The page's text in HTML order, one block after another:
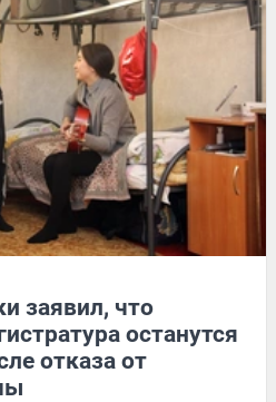
заявил, что
останутся
отказа от